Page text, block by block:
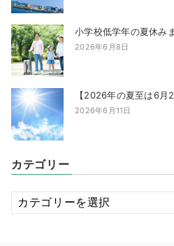
小学校低学年の夏休み
2026年6月8日
【2026年の夏至は6月
2026年6月11日
カテゴリー
カ
テ